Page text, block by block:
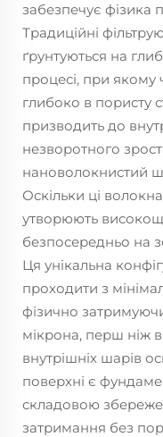
забезпечує фізика
Традиційні
ґрунтуються на
процесі, при
глибоко в пористу
призводить до
незворотного
нановолокнистий
Оскільки ці
утворюють
безпосередньо на
Ця унікальна
проходити з
фізично
мікрона, перш ніж
внутрішніх шарів
поверхні є
складовою
затримання без